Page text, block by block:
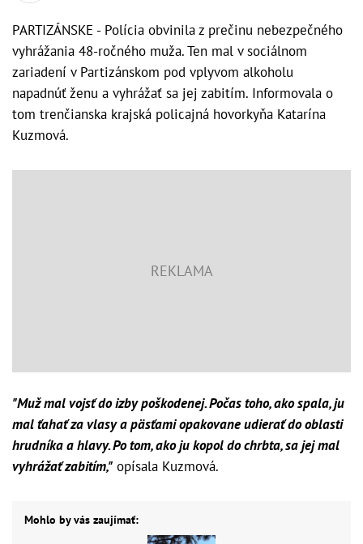
PARTIZÁNSKE - Polícia obvinila z prečinu nebezpečného
vyhrážania 48-ročného muža. Ten mal v sociálnom
zariadení v Partizánskom pod vplyvom alkoholu
napadnúť ženu a vyhrážať sa jej zabitím. Informovala o
tom trenčianska krajská policajná hovorkyňa Katarína
Kuzmová.
"Muž mal vojsť do izby poškodenej. Počas toho, ako spala, ju
mal ťahať za vlasy a päsťami opakovane udierať do oblasti
hrudníka a hlavy. Po tom, ako ju kopol do chrbta, sa jej mal
vyhrážať zabitím," opísala Kuzmová.
Mohlo by vás zaujímať: